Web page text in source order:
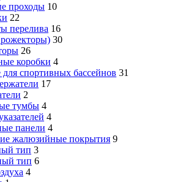
проходы 10
22
перелива 16
30
26
коробки 4
спортивных бассейнов 31
17
2
тумбы 4
4
панели 4
жалюзийные покрытия 9
тип 3
тип 6
4